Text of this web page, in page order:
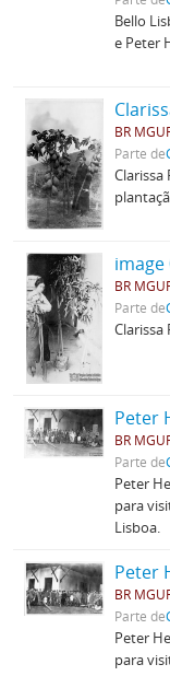
Bello
e Peter
BR
Parte de
image
BR
Parte de
BR
Parte de
Peter
para
Lisboa.
BR
Parte de
Peter
para